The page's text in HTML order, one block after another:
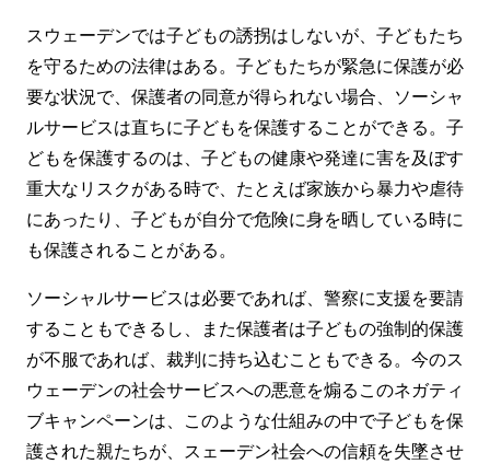
スウェーデンでは子どもの誘拐はしないが、子どもたち
を守るための法律はある。子どもたちが緊急に保護が必
要な状況で、保護者の同意が得られない場合、ソーシャ
ルサービスは直ちに子どもを保護することができる。子
どもを保護するのは、子どもの健康や発達に害を及ぼす
重大なリスクがある時で、たとえば家族から暴力や虐待
にあったり、子どもが自分で危険に身を晒している時に
も保護されることがある。
ソーシャルサービスは必要であれば、警察に支援を要請
することもできるし、また保護者は子どもの強制的保護
が不服であれば、裁判に持ち込むこともできる。今のス
ウェーデンの社会サービスへの悪意を煽るこのネガティ
ブキャンペーンは、このような仕組みの中で子どもを保
護された親たちが、スェーデン社会への信頼を失墜させ